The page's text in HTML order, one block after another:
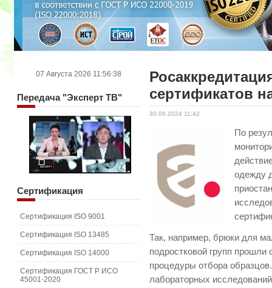
сертификатов
30.08.2024 11:42
По
одежду
Так, например, брюки для
подростковой групп
процедуры отбора
лабораторных
07 Августа 2026 11:56:38
Передача"Эксперт ТВ"
Сертификация
Сертификация ISO 9001
Сертификация ISO 13485
Сертификация ISO 14000
Сертификация ГОСТ Р ИСО
45001-2020